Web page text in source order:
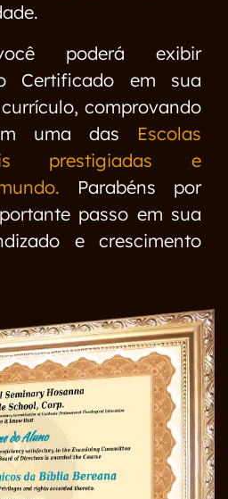
poderá exibir
Certificado em sua
comprovando
uma das Escolas
prestigiadas e
Parabéns por
passo em sua
e crescimento